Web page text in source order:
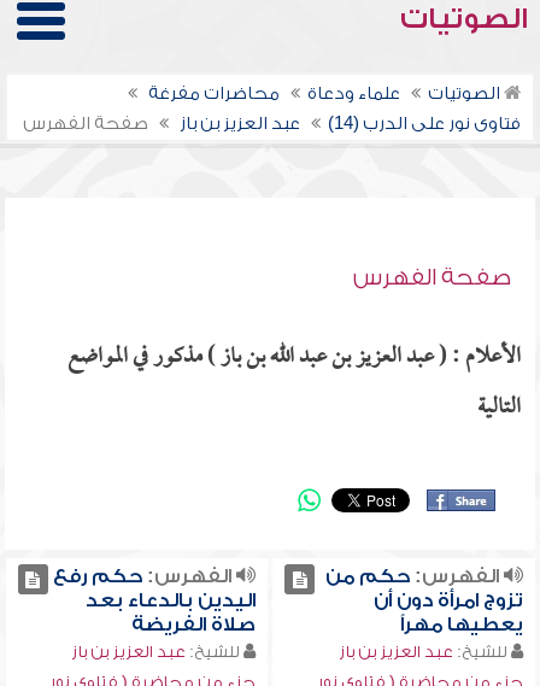
الصوتيات
الصوتيات علماء ودعاة
محاضرات مفرغة
فتاوى نور على الدرب (14)
عبد العزيز بن باز صفحة الفهرس
صفحة الفهرس
الأعلام : ( عبد العزيز بن عبد الله بن باز ) مذكور في المواضع
التالية
الفهرس:حكم من
تزوج امرأة دون أن
يعطيها مهراً
للشيخ: عبد العزيز بن باز
جزء من محاضرة ( فتاوى نور
الفهرس:حكم رفع
اليدين بالدعاء بعد
صلاة الفريضة
للشيخ: عبد العزيز بن باز
جزء من محاضرة ( فتاوى نور